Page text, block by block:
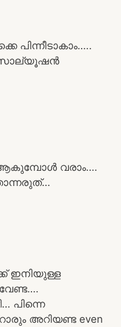
പിന്നീടാകാം…..
സൊല്യൂഷൻ
വരാം….
ഇനിയുള്ള
പിന്നെ
അറിയണ്ട even